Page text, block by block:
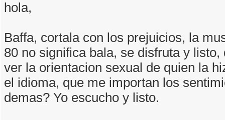
hola,
Baffa, cortala con los prejuicios, la
80 no significa bala, se disfruta y listo,
ver la orientacion sexual de quien la
el idioma, que me importan los
demas? Yo escucho y listo.